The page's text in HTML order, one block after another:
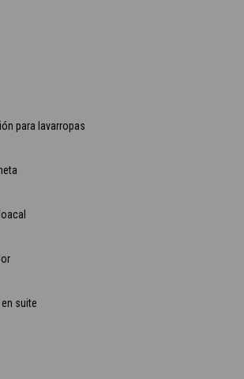
para lavarropas
suite